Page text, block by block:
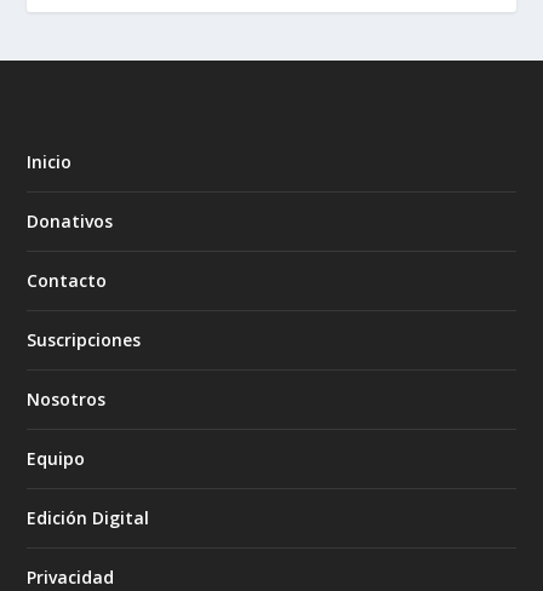
Inicio
Donativos
Contacto
Suscripciones
Nosotros
Equipo
Edición Digital
Privacidad